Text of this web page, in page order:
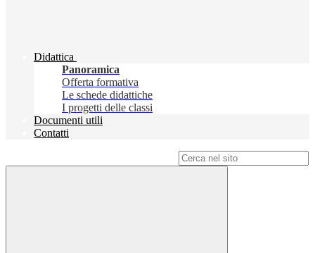
Didattica
Panoramica
Offerta formativa
Le schede didattiche
I progetti delle classi
Documenti utili
Contatti